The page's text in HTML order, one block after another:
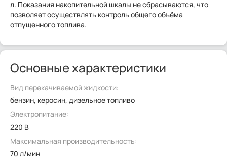
л. Показания накопительной шкалы не сбрасываются, что
позволяет осуществлять контроль общего объёма
отпущенного топлива.
Основные характеристики
Вид перекачиваемой жидкости:
бензин, керосин, дизельное топливо
Электропитание:
220 В
Максимальная производительность:
70 л/мин